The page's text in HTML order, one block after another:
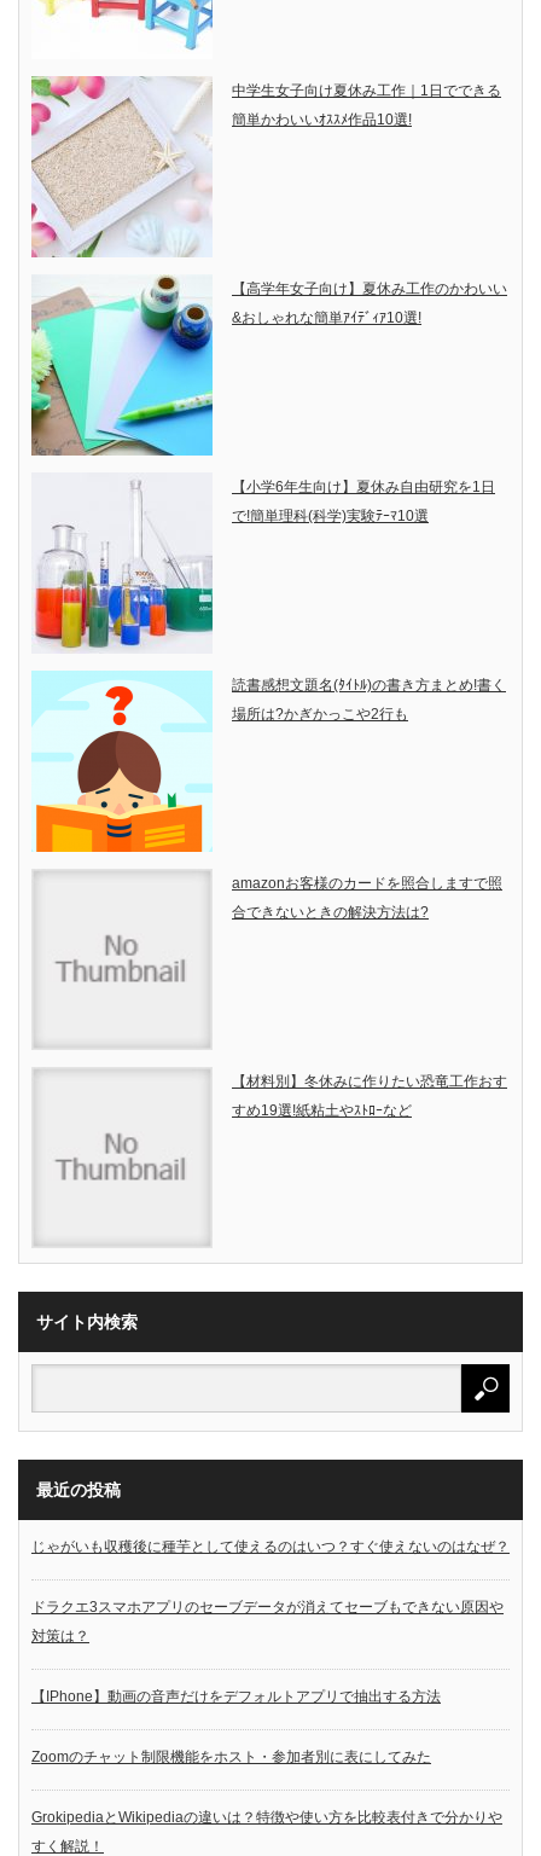
中学生女子向け夏休み工作｜1日でできる
簡単かわいいｵｽｽﾒ作品10選!
【高学年女子向け】夏休み工作のかわいい
&おしゃれな簡単ｱｲﾃﾞｨｱ10選!
【小学6年生向け】夏休み自由研究を1日
で!簡単理科(科学)実験ﾃｰﾏ10選
読書感想文題名(ﾀｲﾄﾙ)の書き方まとめ!書く
場所は?かぎかっこや2行も
amazonお客様のカードを照合しますで照
合できないときの解決方法は?
【材料別】冬休みに作りたい恐竜工作おす
すめ19選!紙粘土やｽﾄﾛｰなど
サイト内検索
最近の投稿
じゃがいも収穫後に種芋として使えるのはいつ？すぐ使えないのはなぜ？
ドラクエ3スマホアプリのセーブデータが消えてセーブもできない原因や
対策は？
【IPhone】動画の音声だけをデフォルトアプリで抽出する方法
Zoomのチャット制限機能をホスト・参加者別に表にしてみた
GrokipediaとWikipediaの違いは？特徴や使い方を比較表付きで分かりや
すく解説！